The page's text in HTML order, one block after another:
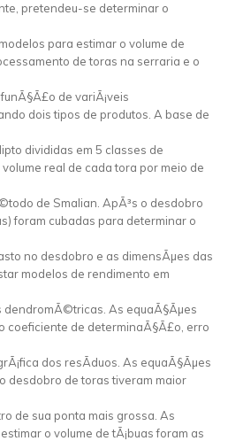
pretendeu-se determinar o
para estimar o volume de
de toras na serraria e o
de variÃ¡veis
dois tipos de produtos. A base de
divididas em 5 classes de
real de cada tora por meio de
de Smalian. ApÃ³s o desdobro
foram cubadas para determinar o
no desdobro e as dimensÃµes das
modelos de rendimento em
As equaÃ§Ãµes
coeficiente de determinaÃ§Ã£o, erro
dos resÃ­duos. As equaÃ§Ãµes
desdobro de toras tiveram maior
de sua ponta mais grossa. As
o volume de tÃ¡buas foram as